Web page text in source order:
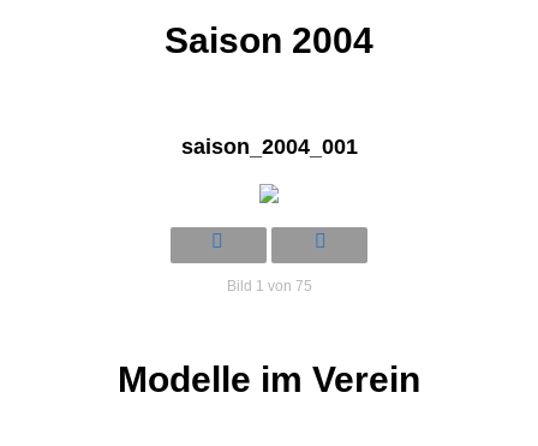
Saison 2004
saison_2004_001
Bild 1 von 75
Modelle im Verein